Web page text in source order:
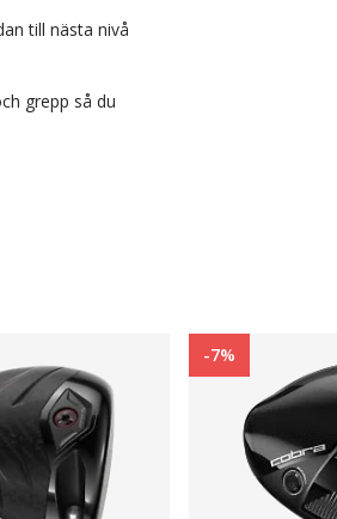
till nästa nivå
grepp så du
-7%